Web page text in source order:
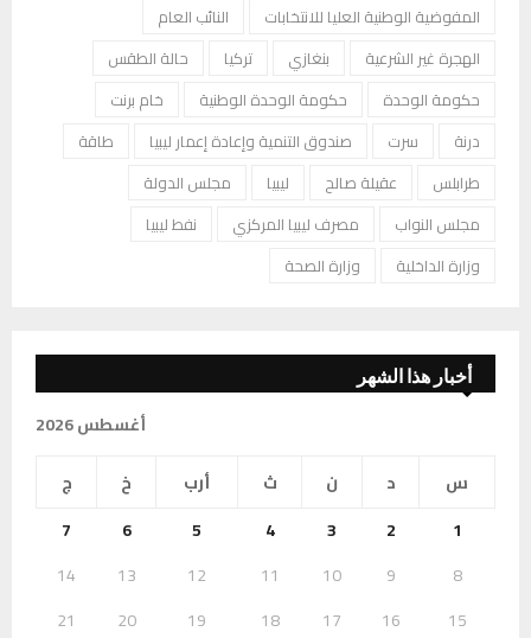
المفوضية الوطنية العليا للانتخابات
النائب العام
الهجرة غير الشرعية
بنغازي تركيا
حالة الطقس
حكومة الوحدة
حكومة الوحدة الوطنية
خام برنت
درنة
سرت صندوق التنمية وإعادة إعمار ليبيا
طاقة
طرابلس
عقيلة صالح ليبيا
مجلس الدولة
مجلس النواب
مصرف ليبيا المركزي
نفط ليبيا
وزارة الداخلية
وزارة الصحة
أخبار هذا الشهر
أغسطس 2026
س
د ن ث أرب خ
ج
1
2
3
4
5
6
7
8
9
10
11
12
13
14
15
16
17
18
19
20
21